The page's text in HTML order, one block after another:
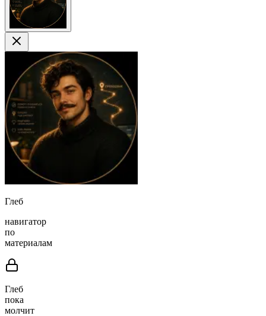
Глеб
навигатор
по
материалам
Глеб
пока
молчит